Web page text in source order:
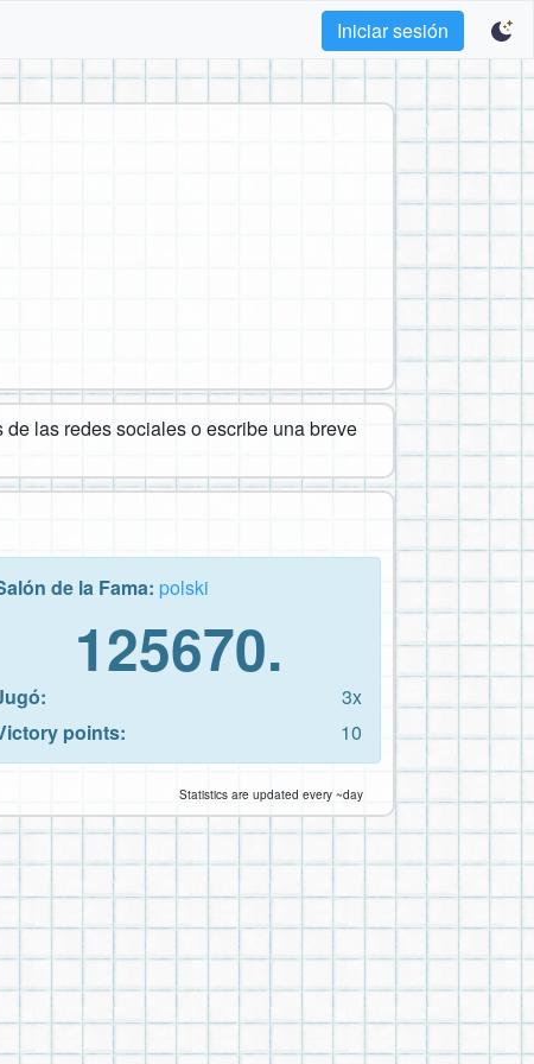
Iniciar sesión
las redes sociales o escribe una breve
de la Fama: polski
125670.
3x
points:
10
Statistics are updated every ~day